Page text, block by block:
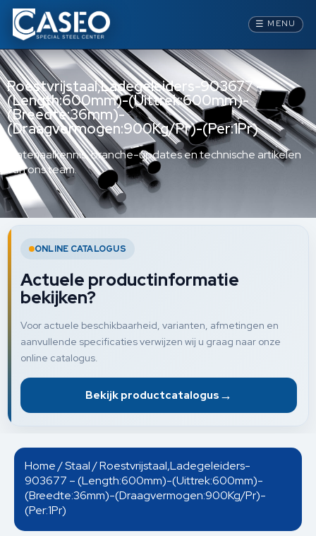
☰ MENU
Roestvrijstaal,Ladegeleiders-903677 –
(Length:600mm)-(Uittrek:600mm)-
(Breedte:36mm)-
(Draagvermogen:900Kg/Pr)-(Per:1Pr)
Materiaalkennis, branche-updates en technische artikelen
van ons team.
ONLINE CATALOGUS
Actuele productinformatie
bekijken?
Voor actuele beschikbaarheid, varianten, afmetingen en
aanvullende specificaties verwijzen wij u graag naar onze
online catalogus.
Bekijk productcatalogus →
Home/Staal/ Roestvrijstaal,Ladegeleiders-
903677 – (Length:600mm)-(Uittrek:600mm)-
(Breedte:36mm)-(Draagvermogen:900Kg/Pr)-
(Per:1Pr)